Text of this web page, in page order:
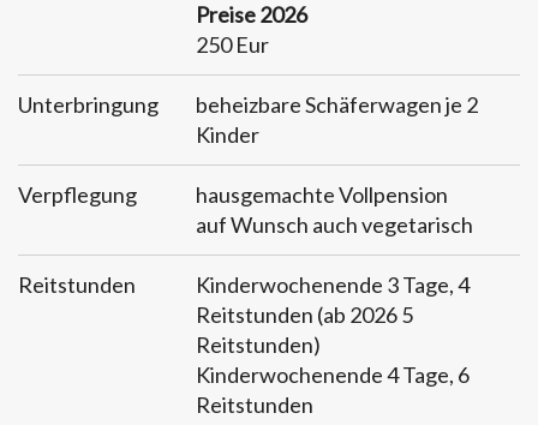
Preise 2026
250 Eur
Unterbringung
beheizbare Schäferwagen je 2
Kinder
Verpflegung
hausgemachte Vollpension
auf Wunsch auch vegetarisch
Reitstunden
Kinderwochenende 3 Tage, 4
Reitstunden (ab 2026 5
Reitstunden)
Kinderwochenende 4 Tage, 6
Reitstunden